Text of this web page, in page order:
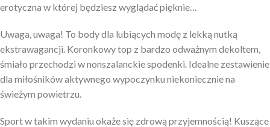
erotyczna w której będziesz wyglądać pięknie…
Uwaga, uwaga! To body dla lubiących modę z lekką nutką
ekstrawagancji. Koronkowy top z bardzo odważnym dekoltem,
śmiało przechodzi w nonszalanckie spodenki. Idealne zestawienie
dla miłośników aktywnego wypoczynku niekoniecznie na
świeżym powietrzu.
Sport w takim wydaniu okaże się zdrową przyjemnością! Kuszące